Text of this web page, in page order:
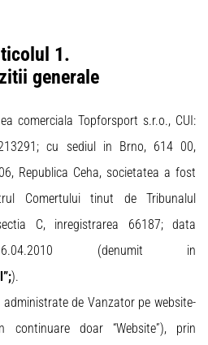
1.
generale
comerciala Topforsport s.r.o., CUI:
cu sediul in Brno, 614 00,
Republica Ceha, societatea a fost
Comertului tinut de Tribunalul
C, inregistrarea 66187; data
(denumit in
).
de Vanzator pe website-
continuare doar “Website”), prin